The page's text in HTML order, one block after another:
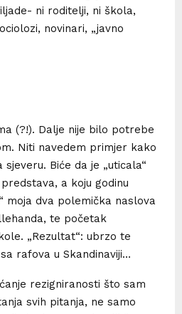
ni roditelji, ni škola,
novinari, „javno
(?!). Dalje nije bilo potrebe
Niti navedem primjer kako
Biće da je „uticala“
a koju godinu
moja dva polemička naslova
te početak
„Rezultat“: ubrzo te
rafova u Skandinaviji…
rezigniranosti što sam
svih pitanja, ne samo